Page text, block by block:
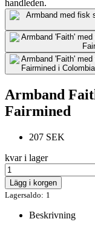
Armband
Fairmined
207 SEK
kvar i lager
Lägg i korgen
Lagersaldo: 1
Beskrivning